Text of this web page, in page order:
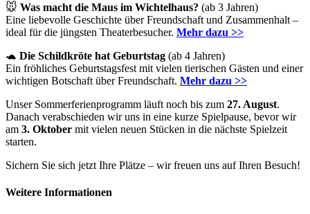
🐭 Was macht die Maus im Wichtelhaus? (ab 3 Jahren)
Eine liebevolle Geschichte über Freundschaft und Zusammenhalt –
ideal für die jüngsten Theaterbesucher. Mehr dazu >>
🐢 Die Schildkröte hat Geburtstag (ab 4 Jahren)
Ein fröhliches Geburtstagsfest mit vielen tierischen Gästen und einer
wichtigen Botschaft über Freundschaft. Mehr dazu >>
Unser Sommerferienprogramm läuft noch bis zum 27. August.
Danach verabschieden wir uns in eine kurze Spielpause, bevor wir
am 3. Oktober mit vielen neuen Stücken in die nächste Spielzeit
starten.
Sichern Sie sich jetzt Ihre Plätze – wir freuen uns auf Ihren Besuch!
Weitere Informationen